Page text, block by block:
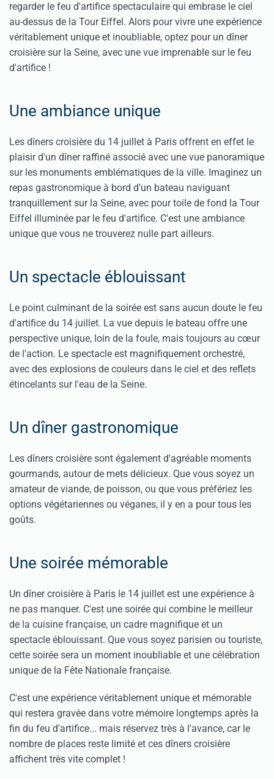
regarder le feu d'artifice spectaculaire qui embrase le ciel
au-dessus de la Tour Eiffel. Alors pour vivre une expérience
véritablement unique et inoubliable, optez pour un dîner
croisière sur la Seine, avec une vue imprenable sur le feu
d'artifice !
Une ambiance unique
Les dîners croisière du 14 juillet à Paris offrent en effet le
plaisir d'un dîner raffiné associé avec une vue panoramique
sur les monuments emblématiques de la ville. Imaginez un
repas gastronomique à bord d'un bateau naviguant
tranquillement sur la Seine, avec pour toile de fond la Tour
Eiffel illuminée par le feu d'artifice. C'est une ambiance
unique que vous ne trouverez nulle part ailleurs.
Un spectacle éblouissant
Le point culminant de la soirée est sans aucun doute le feu
d'artifice du 14 juillet. La vue depuis le bateau offre une
perspective unique, loin de la foule, mais toujours au cœur
de l'action. Le spectacle est magnifiquement orchestré,
avec des explosions de couleurs dans le ciel et des reflets
étincelants sur l'eau de la Seine.
Un dîner gastronomique
Les dîners croisière sont également d'agréable moments
gourmands, autour de mets délicieux. Que vous soyez un
amateur de viande, de poisson, ou que vous préfériez les
options végétariennes ou véganes, il y en a pour tous les
goûts.
Une soirée mémorable
Un dîner croisière à Paris le 14 juillet est une expérience à
ne pas manquer. C'est une soirée qui combine le meilleur
de la cuisine française, un cadre magnifique et un
spectacle éblouissant. Que vous soyez parisien ou touriste,
cette soirée sera un moment inoubliable et une célébration
unique de la Fête Nationale française.
C'est une expérience véritablement unique et mémorable
qui restera gravée dans votre mémoire longtemps après la
fin du feu d'artifice... mais réservez très à l'avance, car le
nombre de places reste limité et ces dîners croisière
affichent très vite complet !